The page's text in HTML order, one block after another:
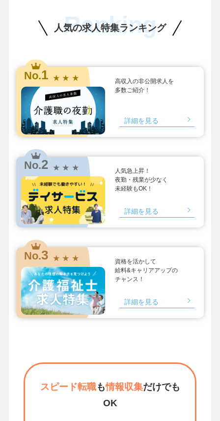
人気の求人特集ランキング
Ranking
No.1 ★ ★ ★
高収入の非公開求人を
多数ご紹介！
詳細を見る
No.2 ★ ★ ★
人気急上昇！
夜勤・残業が少なく
未経験もOK！
詳細を見る
No.3 ★ ★ ★
資格を活かして
給料&キャリアアップの
チャンス！
詳細を見る
スピード転職も情報収集だけでも
OK